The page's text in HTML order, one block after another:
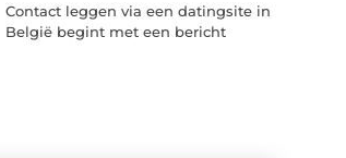
Contact leggen via een datingsite in
België begint met een bericht